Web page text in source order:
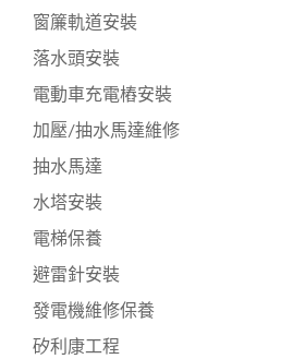
窗簾軌道安裝
落水頭安裝
電動車充電樁安裝
加壓/抽水馬達維修
抽水馬達
水塔安裝
電梯保養
避雷針安裝
發電機維修保養
矽利康工程